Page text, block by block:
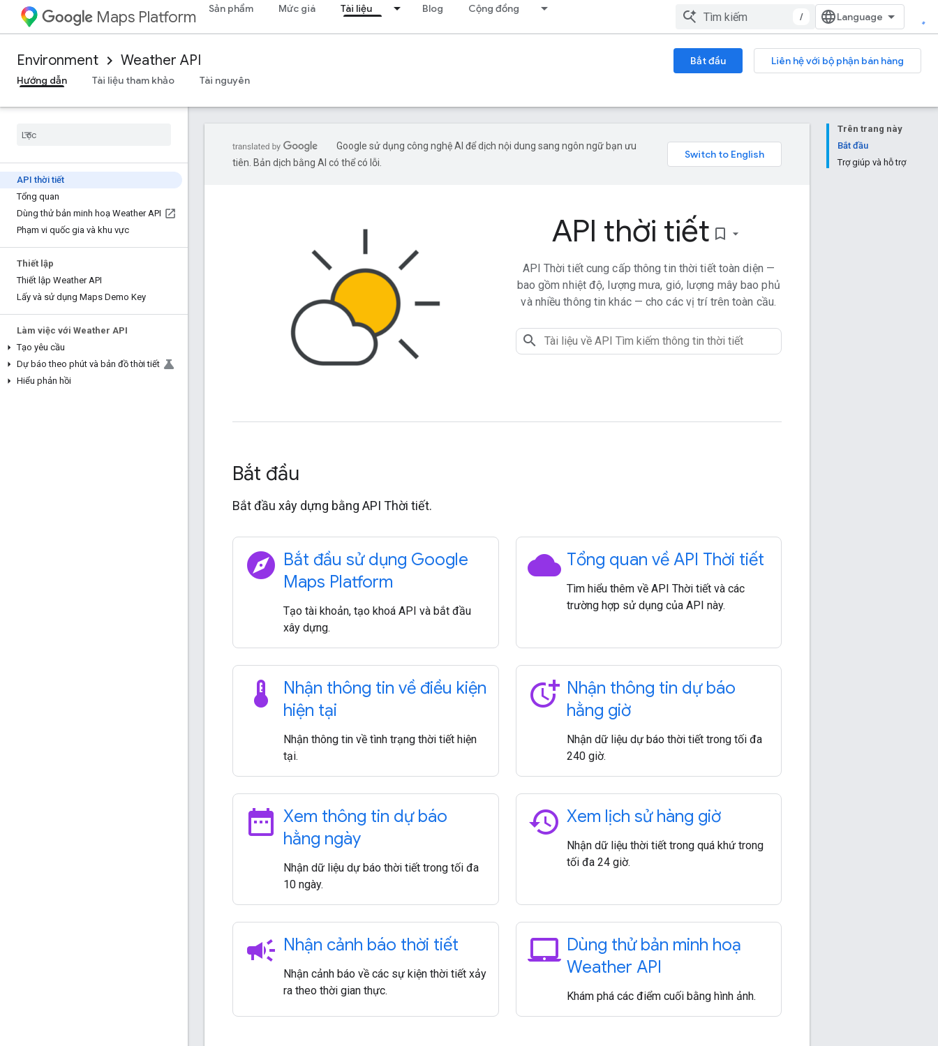
Maps Platform Sản phẩm Mức giá Tài liệu Blog Cộng đồng
/
Environment Weather API Bắt đầu
Liên hệ với bộ phận bán hàng
Hướng dẫn
Tài liệu tham khảo Tài nguyên
API thời tiết
Tổng quan
Dùng thử bản minh hoạ Weather API
Phạm vi quốc gia và khu vực
Thiết lập
Thiết lập Weather API
Lấy và sử dụng Maps Demo Key
Làm việc với Weather API
Tạo yêu cầu
Dự báo theo phút và bản đồ thời tiết
Hiểu phản hồi
Trên trang này
Bắt đầu
Trợ giúp và hỗ trợ
Google sử dụng công nghệ AI để dịch nội dung sang ngôn ngữ bạn ưu
tiên. Bản dịch bằng AI có thể có lỗi.
API thời tiết bookmark_border
API Thời tiết cung cấp thông tin thời tiết toàn diện —
bao gồm nhiệt độ, lượng mưa, gió, lượng mây bao phủ
và nhiều thông tin khác — cho các vị trí trên toàn cầu.
Bắt đầu
Bắt đầu xây dựng bằng API Thời tiết.
explore Bắt đầu sử dụng Google
Maps Platform
Tạo tài khoản, tạo khoá API và bắt đầu
xây dựng.
cloud Tổng quan về API Thời tiết
Tìm hiểu thêm về API Thời tiết và các
trường hợp sử dụng của API này.
thermostat
Nhận thông tin về điều kiện
hiện tại
Nhận thông tin về tình trạng thời tiết hiện
tại.
more_time Nhận thông tin dự báo
hằng giờ
Nhận dữ liệu dự báo thời tiết trong tối đa
240 giờ.
date_range Xem thông tin dự báo
hằng ngày
Nhận dữ liệu dự báo thời tiết trong tối đa
10 ngày.
history Xem lịch sử hàng giờ
Nhận dữ liệu thời tiết trong quá khứ trong
tối đa 24 giờ.
campaign Nhận cảnh báo thời tiết
Nhận cảnh báo về các sự kiện thời tiết xảy
ra theo thời gian thực.
laptop_mac Dùng thử bản minh hoạ
Weather API
Khám phá các điểm cuối bằng hình ảnh.